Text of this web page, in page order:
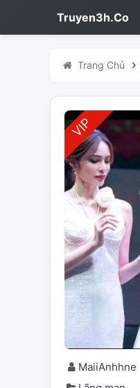
Truyen3h.Co
Trang Chủ
MaiiAnhhne